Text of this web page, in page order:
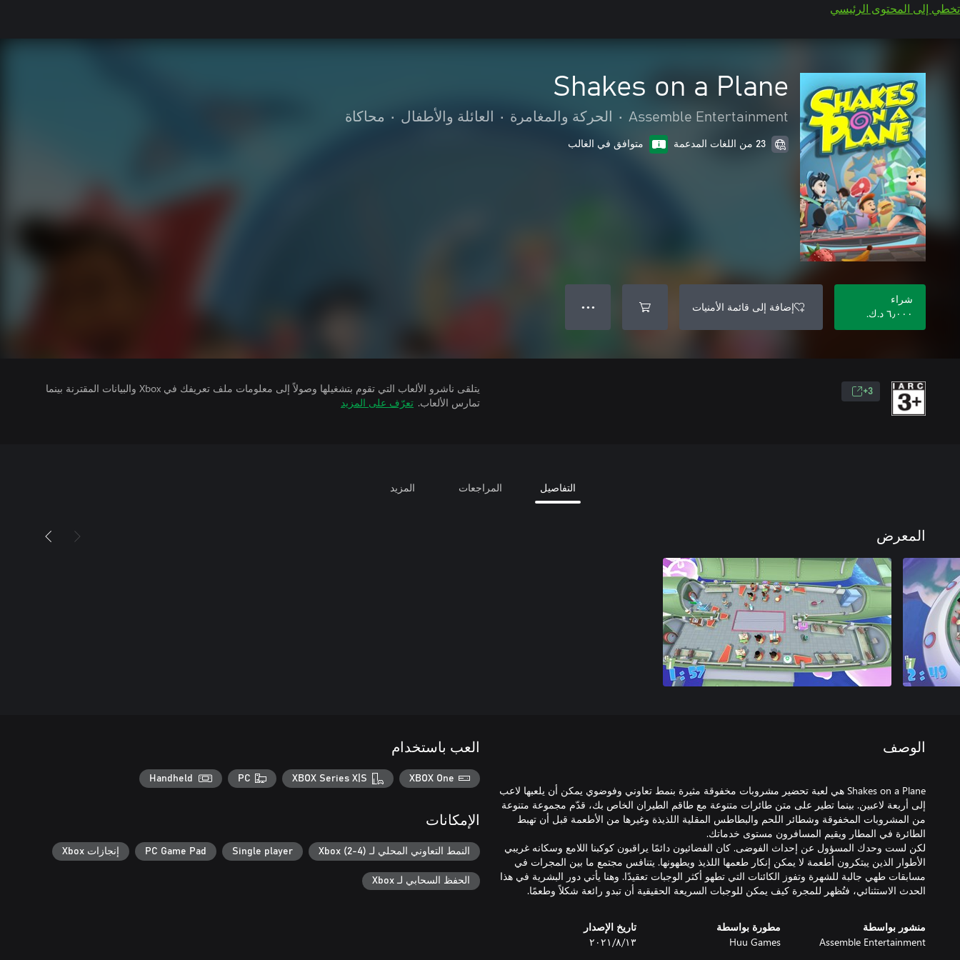
تخطي إلى المحتوى الرئيسي
Shakes on a Plane
Assemble Entertainment
• الحركة والمغامرة • العائلة والأطفال • محاكاة
23 من اللغات المدعمة متوافق في الغالب
شراء
٦٫٠٠٠ د.ك.‏
إضافة إلى قائمة الأمنيات ● ● ●
3+
يتلقى ناشرو الألعاب التي تقوم بتشغيلها وصولاً إلى معلومات ملف تعريفك في Xbox والبيانات المقترنة بينما
تمارس الألعاب. تعرّف على المزيد
التفاصيل المراجعات المزيد
المعرض
الوصف
Shakes on a Plane هي لعبة تحضير مشروبات مخفوقة مثيرة بنمط تعاوني وفوضوي يمكن أن يلعبها لاعب
إلى أربعة لاعبين. بينما تطير على متن طائرات متنوعة مع طاقم الطيران الخاص بك، قدّم مجموعة متنوعة
من المشروبات المخفوقة وشطائر اللحم والبطاطس المقلية اللذيذة وغيرها من الأطعمة قبل أن تهبط
لكن لست وحدك المسؤول عن إحداث الفوضى. كان الفضائيون دائمًا يراقبون كوكبنا اللامع وسكانه غريبي
الأطوار الذين يبتكرون أطعمة لا يمكن إنكار طعمها اللذيذ ويطهونها. يتنافس مجتمع ما بين المجرات في
مسابقات طهي جالبة للشهرة وتفوز الكائنات التي تطهو أكثر الوجبات تعقيدًا. وهنا يأتي دور البشرية في هذا
الحدث الاستثنائي، فتُظهر للمجرة كيف يمكن للوجبات السريعة الحقيقية أن تبدو رائعة شكلاً وطعمًا.
منشور بواسطة
Assemble Entertainment
مطورة بواسطة
Huu Games
تاريخ الإصدار
١٣‏/٨‏/٢٠٢١
العب باستخدام
XBOX One
XBOX Series X|S
PC
Handheld
الإمكانات
النمط التعاوني المحلي لـ Xbox (2-4) Single player
PC Game Pad إنجازات Xbox
الحفظ السحابي لـ Xbox